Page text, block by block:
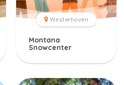
Westerhoven
Montana
Snowcenter